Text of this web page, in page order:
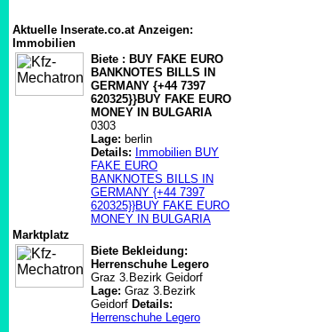
Aktuelle Inserate.co.at Anzeigen:
Immobilien
Biete : BUY FAKE EURO
BANKNOTES BILLS IN
GERMANY {+44 7397
620325}}BUY FAKE EURO
MONEY IN BULGARIA
0303
Lage: berlin
Details: Immobilien BUY
FAKE EURO
BANKNOTES BILLS IN
GERMANY {+44 7397
620325}}BUY FAKE EURO
MONEY IN BULGARIA
Marktplatz
Biete Bekleidung:
Herrenschuhe Legero
Graz 3.Bezirk Geidorf
Lage: Graz 3.Bezirk
Geidorf Details:
Herrenschuhe Legero